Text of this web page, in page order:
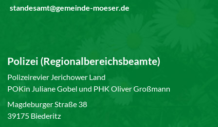
standesamt@gemeinde-moeser.de
Polizei (Regionalbereichsbeamte)
Polizeirevier Jerichower Land
POKin Juliane Gobel und PHK Oliver Großmann
Magdeburger Straße 38
39175 Biederitz